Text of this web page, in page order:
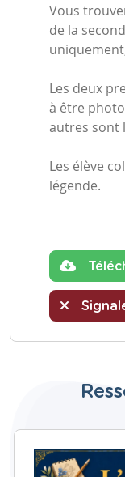
Vous
de la
Les deux
à être
autres sont
Les élève
légende.